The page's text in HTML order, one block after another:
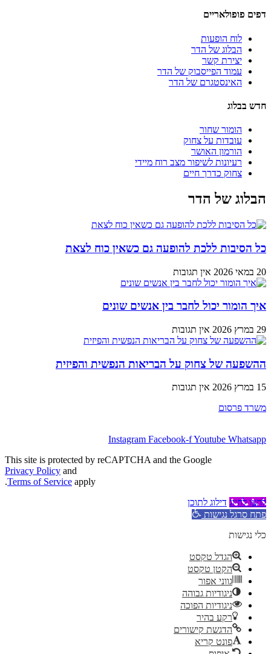
דפים פופולאריים
לוח הופעות
הבלוג של הדר
יצירת קשר
עמוד הפייסבוק של הדר
האינסטגרם של הדר
חדש בבלוג
הומור שחור
עובדות על צחוק
הורמון האושר
רעיונות לשיפור מצב רוח מיידי
צחוק כדרך חיים
הבלוג של הדר
כל הסיבות ללכת להופעה גם כשאין כוח לצאת
20 במאי 2026 אין תגובות
איך הומור יכול לחבר בין אנשים שונים
29 במרץ 2026 אין תגובות
ההשפעה של צחוק על הבריאות הנפשית והפיזית
15 במרץ 2026
אין תגובות
משרד פרסום
Instagram Facebook-fYoutube Whatsapp
This site is protected by reCAPTCHA and the Google
Privacy Policy and
Terms of Service apply.
לחצו לחיוג דילוג לתוכן
פתח סרגל נגישות
כלי נגישות
הגדל טקסט
הקטן טקסט
גווני אפור
ניגודיות גבוהה
ניגודיות הפוכה
רקע בהיר
הדגשת קישורים
פונט קריא